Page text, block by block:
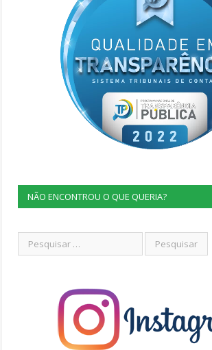
NÃO ENCONTROU O QUE QUERIA?